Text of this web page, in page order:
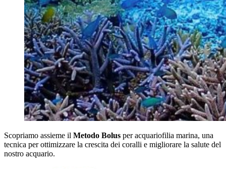
Scopriamo assieme il Metodo Bolus per acquariofilia marina, una
tecnica per ottimizzare la crescita dei coralli e migliorare la salute del
nostro acquario.